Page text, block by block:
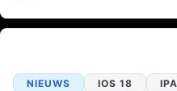
NIEUWS IOS 18